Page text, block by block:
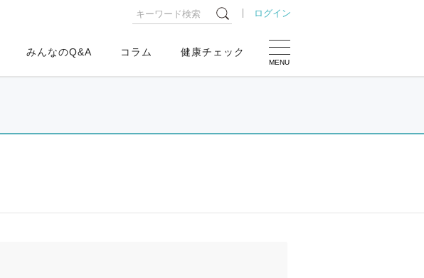
ログイン
MENU
みんなのQ&A コラム 健康チェック